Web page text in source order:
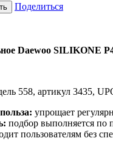
Поделиться
Daewoo SILIKONE
558, артикул 3435,
упрощает
подбор выполняется по
пользователям без